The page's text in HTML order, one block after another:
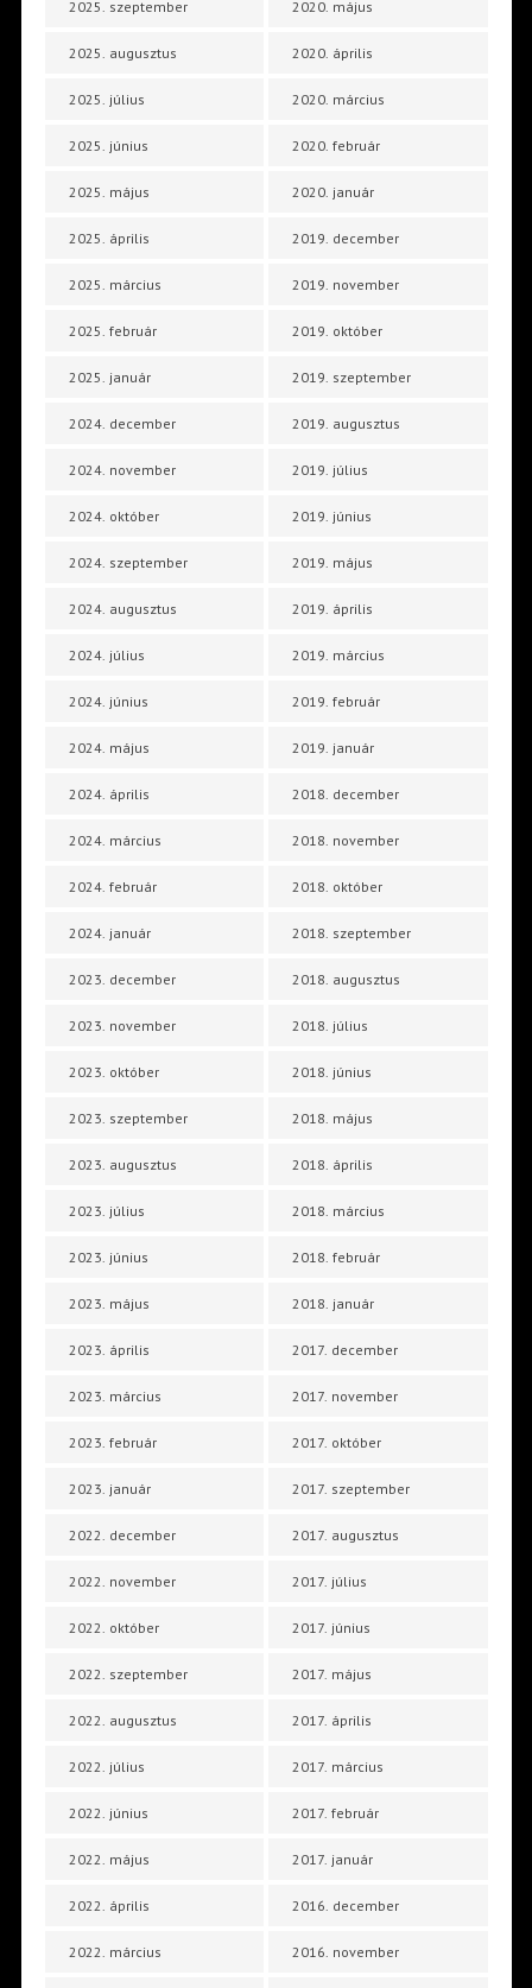
2025. szeptember
2025. augusztus
2025. július
2025. június
2025. május
2025. április
2025. március
2025. február
2025. január
2024. december
2024. november
2024. október
2024. szeptember
2024. augusztus
2024. július
2024. június
2024. május
2024. április
2024. március
2024. február
2024. január
2023. december
2023. november
2023. október
2023. szeptember
2023. augusztus
2023. július
2023. június
2023. május
2023. április
2023. március
2023. február
2023. január
2022. december
2022. november
2022. október
2022. szeptember
2022. augusztus
2022. július
2022. június
2022. május
2022. április
2022. március
2020. május
2020. április
2020. március
2020. február
2020. január
2019. december
2019. november
2019. október
2019. szeptember
2019. augusztus
2019. július
2019. június
2019. május
2019. április
2019. március
2019. február
2019. január
2018. december
2018. november
2018. október
2018. szeptember
2018. augusztus
2018. július
2018. június
2018. május
2018. április
2018. március
2018. február
2018. január
2017. december
2017. november
2017. október
2017. szeptember
2017. augusztus
2017. július
2017. június
2017. május
2017. április
2017. március
2017. február
2017. január
2016. december
2016. november